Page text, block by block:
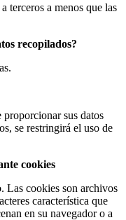
terceros a menos que las
recopilados?
sus datos
se restringirá el uso de
cookies
Las cookies son archivos
característica que
en su navegador o a